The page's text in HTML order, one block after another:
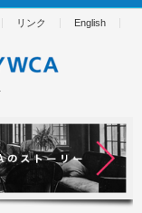
リンク English